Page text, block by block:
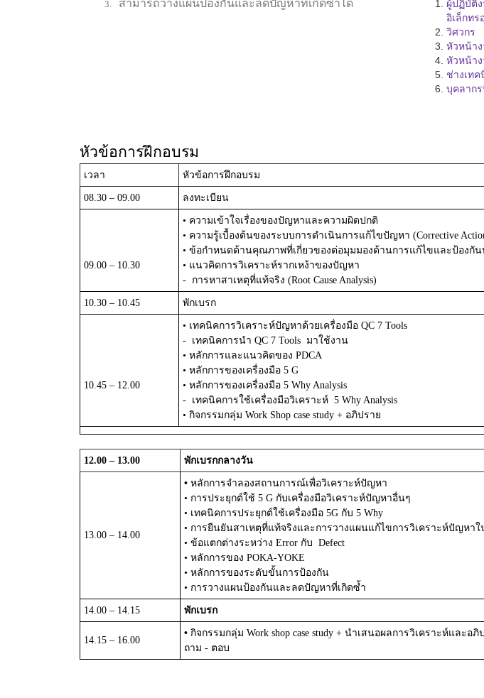
3. สามารถวางแผนป้องกันและลดปัญหาที่เกิดซ้ำได้
ผู้ปฏิบัติ
อิเล็กท
วิศวกร
หัวหน้าง
หัวหน้า
ช่างเท
บุคลาก
หัวข้อการฝึกอบรม
เวลา หัวข้อการฝึกอบรม
08.30 – 09.00 ลงทะเบียน
09.00 – 10.30
• ความเข้าใจเรื่องของปัญหาและความผิดปกติ
• ความรู้เบื้องต้นของระบบการดำเนินการแก้ไขปัญหา (Corrective
• ข้อกำหนดด้านคุณภาพที่เกี่ยวของต่อมุมมองด้านการแก้ไขและป้องกั
• แนวคิดการวิเคราะห์รากเหง้าของปัญหา
- การหาสาเหตุที่แท้จริง (Root Cause Analysis)
10.30 – 10.45 พักเบรก
10.45 – 12.00
• เทคนิคการวิเคราะห์ปัญหาด้วยเครื่องมือ QC 7 Tools
- เทคนิคการนำ QC 7 Tools มาใช้งาน
• หลักการและแนวคิดของ PDCA
• หลักการของเครื่องมือ 5 G
• หลักการของเครื่องมือ 5 Why Analysis
- เทคนิคการใช้เครื่องมือวิเคราะห์ 5 Why Analysis
• กิจกรรมกลุ่ม Work Shop case study + อภิปราย
12.00 – 13.00 พักเบรกกลางวัน
13.00 – 14.00
• หลักการจำลองสถานการณ์เพื่อวิเคราะห์ปัญหา
• การประยุกต์ใช้ 5 G กับเครื่องมือวิเคราะห์ปัญหาอื่นๆ
• เทคนิคการประยุกต์ใช้เครื่องมือ 5G กับ 5 Why
• การยืนยันสาเหตุที่แท้จริงและการวางแผนแก้ไขการวิเคราะห์ปัญหา
• ข้อแตกต่างระหว่าง Error กับ Defect
• หลักการของ POKA-YOKE
• หลักการของระดับขั้นการป้องกัน
• การวางแผนป้องกันและลดปัญหาที่เกิดซ้ำ
14.00 – 14.15 พักเบรก
14.15 – 16.00
• กิจกรรมกลุ่ม Work shop case study + นำเสนอผลการวิเคราะห์และอภิ
ถาม - ตอบ